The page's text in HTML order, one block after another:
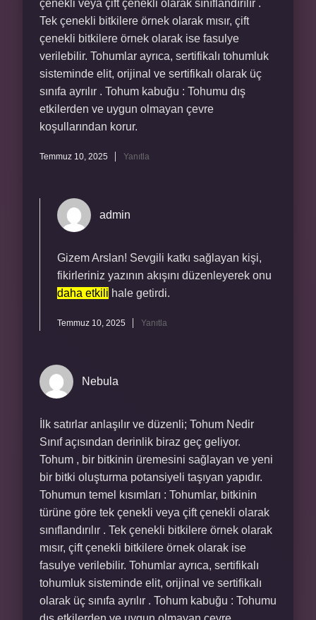
çenekli veya çift çenekli olarak sınıflandırılır .
Tek çenekli bitkilere örnek olarak mısır, çift
çenekli bitkilere örnek olarak ise fasulye
verilebilir. Tohumlar ayrıca, sertifikalı tohumluk
sisteminde elit, orijinal ve sertifikalı olarak üç
sınıfa ayrılır . Tohum kabuğu : Tohumu dış
etkilerden ve uygun olmayan çevre
koşullarından korur.
Temmuz 10, 2025 Yanıtla
admin
Gizem Arslan! Sevgili katkı sağlayan kişi,
fikirleriniz yazının akışını düzenleyerek onu
daha etkili hale getirdi.
Temmuz 10, 2025 Yanıtla
Nebula
İlk satırlar anlaşılır ve düzenli; Tohum Nedir
Sınıf açısından derinlik biraz geç geliyor.
Tohum , bir bitkinin üremesini sağlayan ve yeni
bir bitki oluşturma potansiyeli taşıyan yapıdır.
Tohumun temel kısımları : Tohumlar, bitkinin
türüne göre tek çenekli veya çift çenekli olarak
sınıflandırılır . Tek çenekli bitkilere örnek olarak
mısır, çift çenekli bitkilere örnek olarak ise
fasulye verilebilir. Tohumlar ayrıca, sertifikalı
tohumluk sisteminde elit, orijinal ve sertifikalı
olarak üç sınıfa ayrılır . Tohum kabuğu : Tohumu